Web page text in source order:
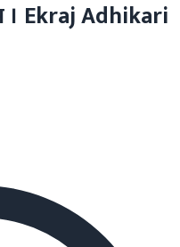
। Ekraj Adhikari